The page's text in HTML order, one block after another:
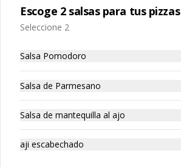
rellena con pomodoro, mozzarella,
tocino, salsa bbq.
Pepperoni
rellena con pomodoro, mozzarella,
Escoge 2 salsas para tus pizzas
Seleccione 2
Salsa Pomodoro
Salsa de Parmesano
Salsa de mantequilla al ajo
aji escabechado